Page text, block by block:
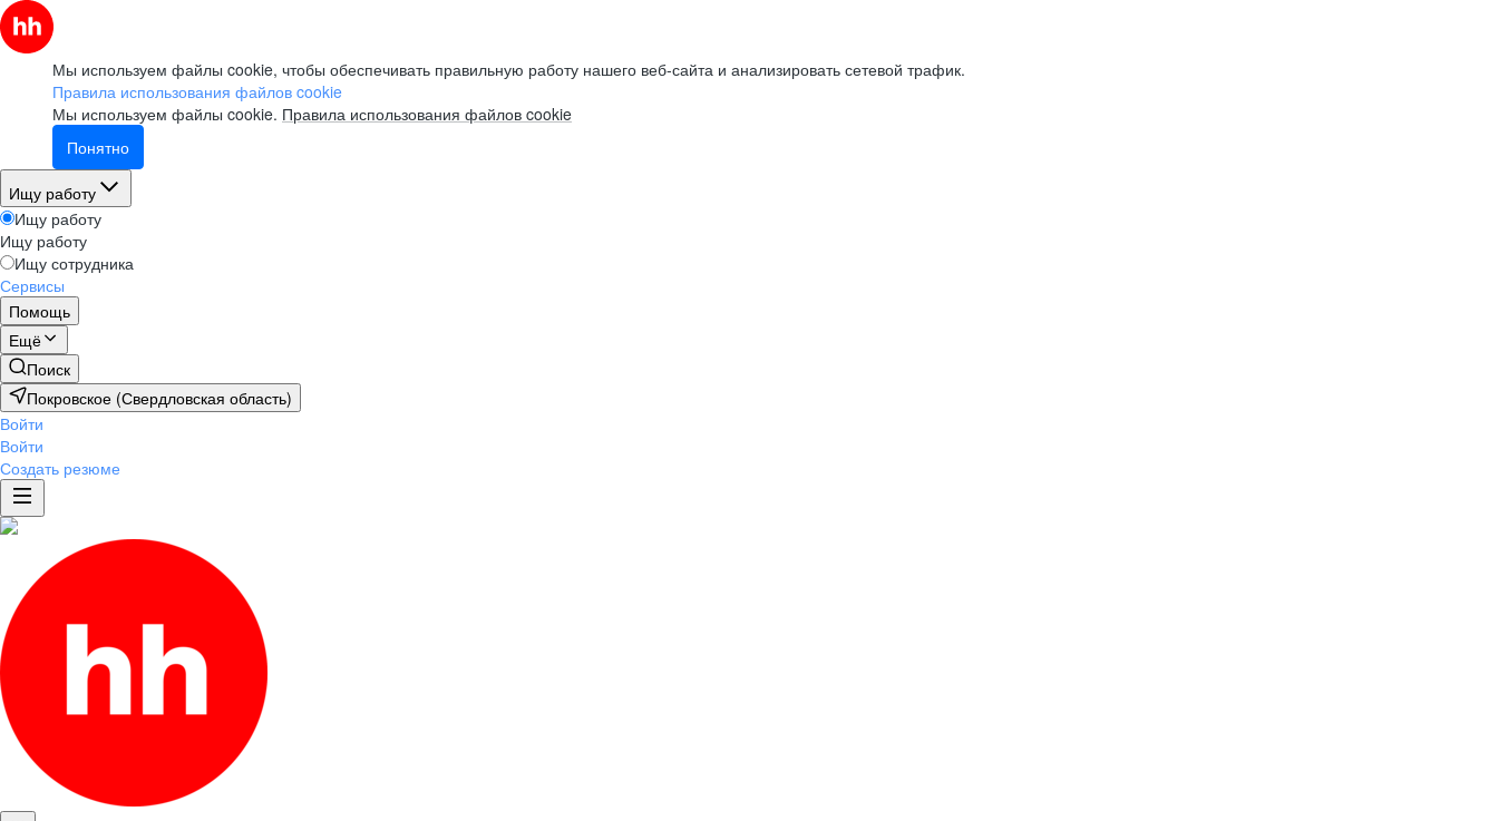
Мы используем файлы cookie, чтобы обеспечивать правильную работу нашего веб-сайта и анализировать сетевой трафик.
Правила использования файлов cookie
Мы используем файлы cookie. Правила использования файлов cookie
Понятно
Ищу работу
Ищу работу
Ищу работу
Ищу сотрудника
Сервисы
Помощь
Ещё
Поиск
Покровское (Свердловская область)
Войти
Войти
Создать резюме